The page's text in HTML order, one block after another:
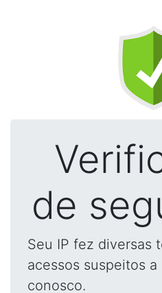
de
Seu IP fez diversas
acessos suspeitos
conosco.